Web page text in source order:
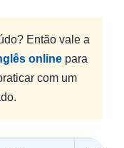
Então vale a
onlinepara
com um